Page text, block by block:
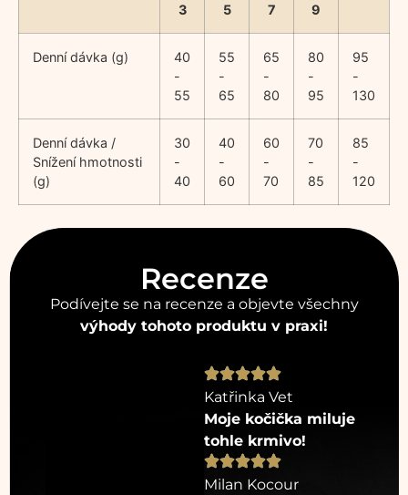
3
5
7
9
Denní dávka (g)
40
-
55
55
-
65
65
-
80
80
-
95
95
-
130
Denní dávka /
Snížení hmotnosti
(g)
30
-
40
40
-
60
60
-
70
70
-
85
85
-
120
Recenze
Podívejte se na recenze a objevte všechny
výhody tohoto produktu v praxi!
Katřinka Vet
Moje kočička miluje
tohle krmivo!
Milan Kocour